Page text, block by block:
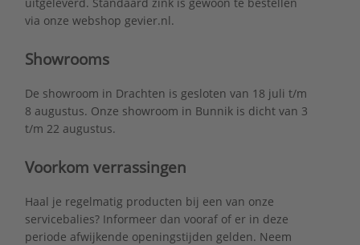
via onze webshop gevier.nl.
Showrooms
De showroom in Drachten is gesloten van 18 juli t/m
8 augustus. Onze showroom in Bunnik is dicht van 3
t/m 22 augustus.
Voorkom verrassingen
Haal je regelmatig producten bij een van onze
servicebalies? Informeer dan vooraf of er in deze
periode afwijkende openingstijden gelden. Neem